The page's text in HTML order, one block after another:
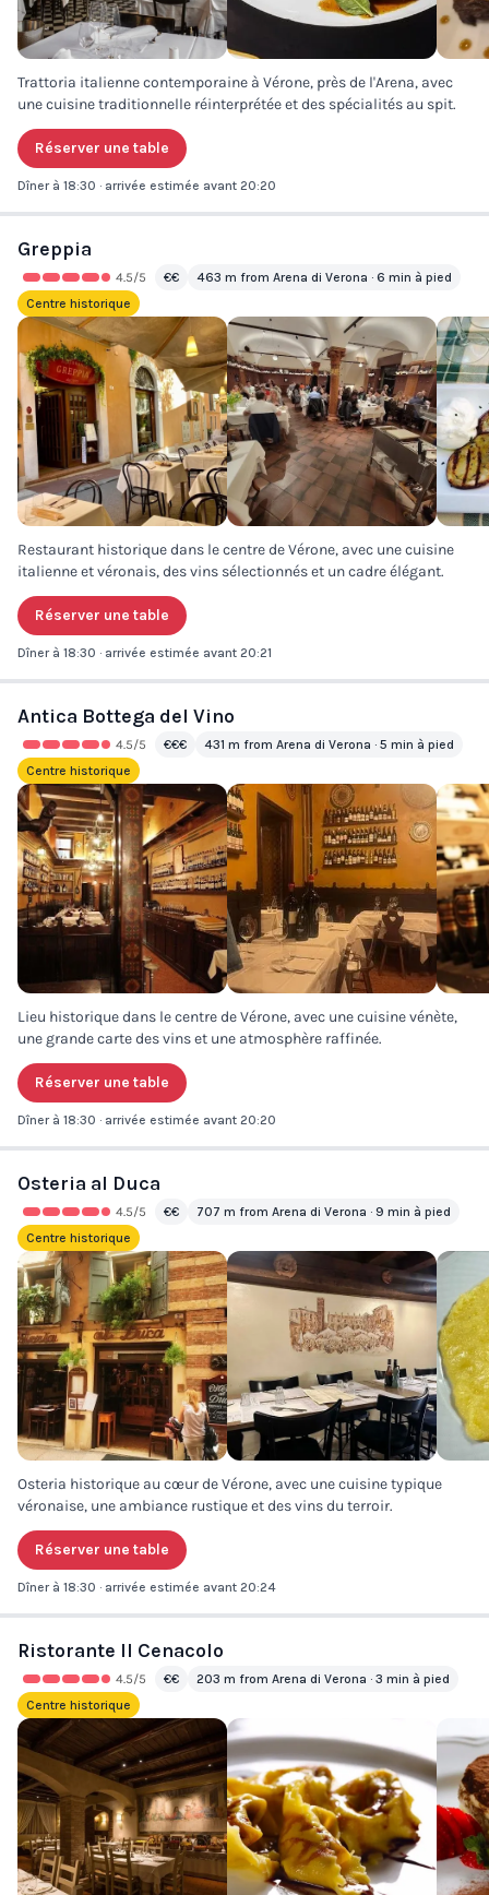
Trattoria italienne contemporaine à Vérone, près de l'Arena, avec
une cuisine traditionnelle réinterprétée et des spécialités au spit.
Réserver une table
Dîner à 18:30 · arrivée estimée avant 20:20
Greppia
4.5/5 €€
463 m from Arena di Verona · 6 min à pied
Centre historique
Restaurant historique dans le centre de Vérone, avec une cuisine
italienne et véronais, des vins sélectionnés et un cadre élégant.
Réserver une table
Dîner à 18:30 · arrivée estimée avant 20:21
Antica Bottega del Vino
4.5/5 €€€
431 m from Arena di Verona · 5 min à pied
Centre historique
Lieu historique dans le centre de Vérone, avec une cuisine vénète,
une grande carte des vins et une atmosphère raffinée.
Réserver une table
Dîner à 18:30 · arrivée estimée avant 20:20
Osteria al Duca
4.5/5 €€
707 m from Arena di Verona · 9 min à pied
Centre historique
Osteria historique au cœur de Vérone, avec une cuisine typique
véronaise, une ambiance rustique et des vins du terroir.
Réserver une table
Dîner à 18:30 · arrivée estimée avant 20:24
Ristorante Il Cenacolo
4.5/5 €€
203 m from Arena di Verona · 3 min à pied
Centre historique